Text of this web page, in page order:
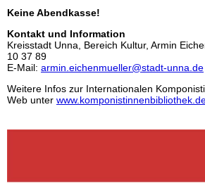
Keine Abendkasse!
Kontakt und Information
Kreisstadt Unna, Bereich Kultur, Armin
10 37 89
E-Mail: armin.eichenmueller@stadt-unna.de
Weitere Infos zur Internationalen
Web unter